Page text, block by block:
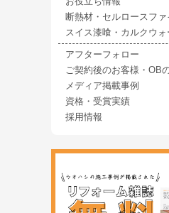
断熱材・セルロースファ
スイス漆喰・カルクウォ
アフターフォロー
ご契約後のお客様・OB
メディア掲載事例
資格・受賞実績
採用情報